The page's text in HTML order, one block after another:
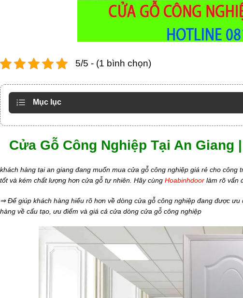
5/5 - (1 bình chọn)
Mục lục
Cửa Gỗ Công Nghiệp Tại An Giang
khách hàng tại an giang đang muốn mua cửa gỗ công nghiệp giá rẻ cho
tốt và kém chất lượng hơn cửa gỗ tự nhiên. Hãy cùng Hoabinhdoor làm rõ vấn
⇒ Để giúp khách hàng hiểu rõ hơn về dòng cửa gỗ công nghiệp đang được
hàng về cấu tạo, ưu điểm và giá cả cửa dòng cửa gỗ công nghiệp